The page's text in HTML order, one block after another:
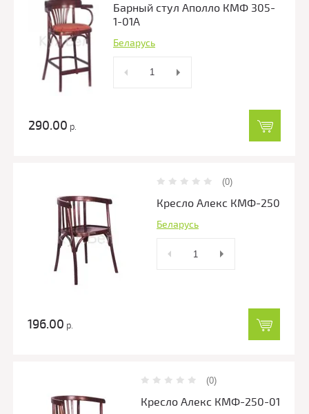
Барный стул Аполло КМФ 305-
1-01А
Беларусь
290.00 р.
(0)
Кресло Алекс КМФ-250
Беларусь
196.00 р.
(0)
Кресло Алекс КМФ-250-01